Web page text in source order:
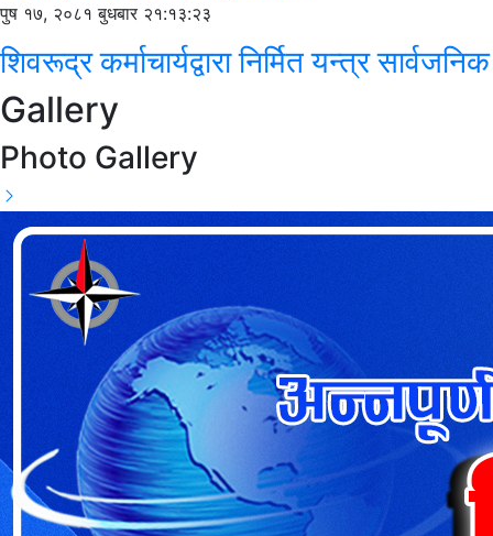
पुष १७, २०८१ बुधबार २१:१३:२३
शिवरूद्र कर्माचार्यद्वारा निर्मित यन्त्र सार्वजनिक
Gallery
Photo Gallery